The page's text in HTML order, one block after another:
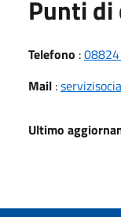
Punti
Telefono :
Mail :
Ultimo